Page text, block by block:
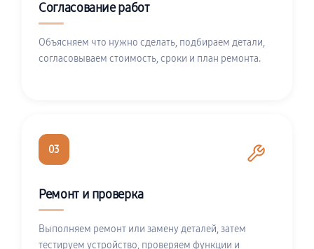
Согласование работ
Объясняем что нужно сделать, подбираем детали,
согласовываем стоимость, сроки и план ремонта.
03
Ремонт и проверка
Выполняем ремонт или замену деталей, затем
тестируем устройство, проверяем функции и